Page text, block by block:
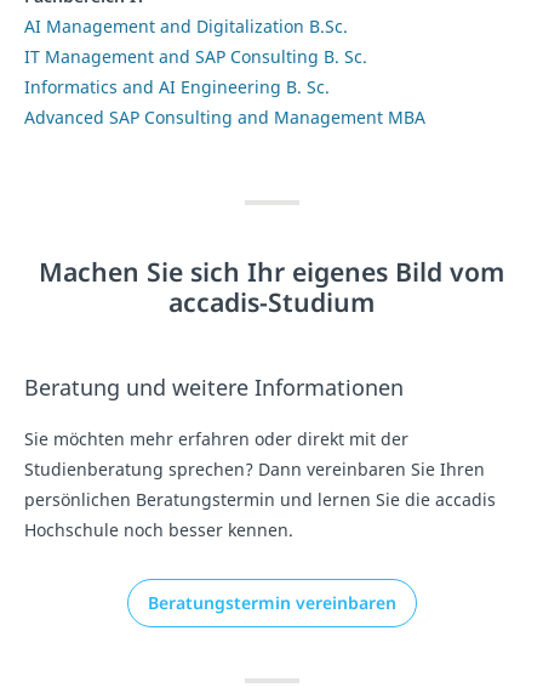
AI Management and Digitalization B.Sc.
IT Management and SAP Consulting B. Sc.
Informatics and AI Engineering B. Sc.
Advanced SAP Consulting and Management MBA
Machen Sie sich Ihr eigenes Bild vom
accadis-Studium
Beratung und weitere Informationen
Sie möchten mehr erfahren oder direkt mit der
Studienberatung sprechen? Dann vereinbaren Sie Ihren
persönlichen Beratungstermin und lernen Sie die accadis
Hochschule noch besser kennen.
Beratungstermin vereinbaren